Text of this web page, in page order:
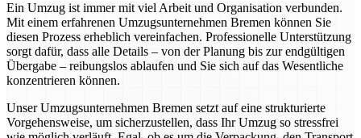
Ein Umzug ist immer mit viel Arbeit und Organisation verbunden.
Mit einem erfahrenen Umzugsunternehmen Bremen können Sie
diesen Prozess erheblich vereinfachen. Professionelle Unterstützung
sorgt dafür, dass alle Details – von der Planung bis zur endgültigen
Übergabe – reibungslos ablaufen und Sie sich auf das Wesentliche
konzentrieren können.
Unser Umzugsunternehmen Bremen setzt auf eine strukturierte
Vorgehensweise, um sicherzustellen, dass Ihr Umzug so stressfrei